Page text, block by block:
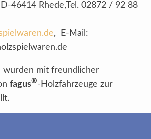
46414 Rhede,Tel. 02872 / 92 88
, E-Mail:
wurden mit freundlicher
fagus®-Holzfahrzeuge zur